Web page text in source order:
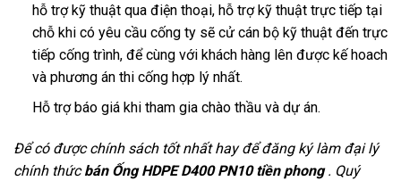
hỗ trợ kỹ thuật qua điện thoại, hỗ trợ kỹ thuật trực tiếp tại
chỗ khi có yêu cầu cống ty sẽ cử cán bộ kỹ thuật đến trực
tiếp cống trình, để cùng với khách hàng lên được kế hoach
và phương án thi cống hợp lý nhất.
Hỗ trợ báo giá khi tham gia chào thầu và dự án.
Để có được chính sách tốt nhất hay để đăng ký làm đại lý
chính thứcbán Ống HDPE D400 PN10 tiền phong. Quý